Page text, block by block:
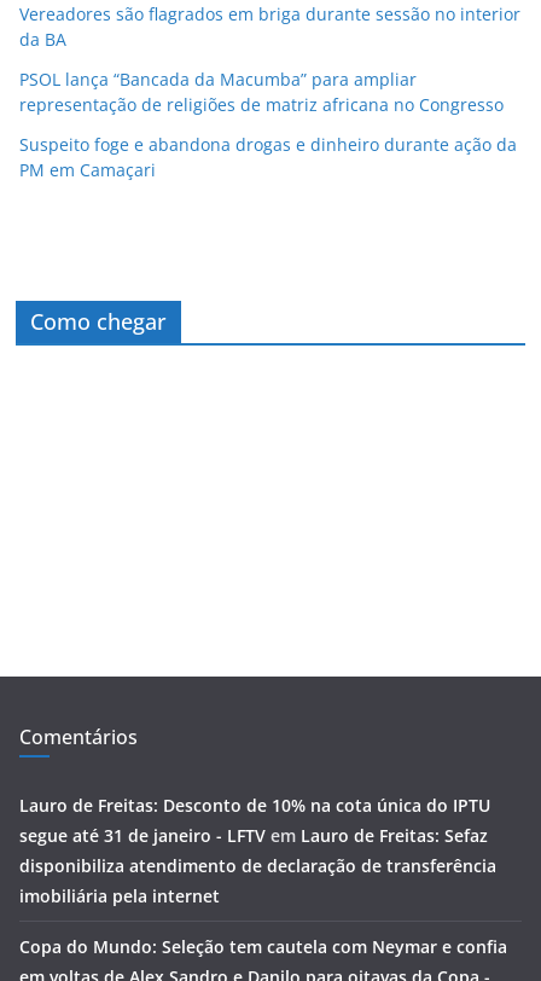
Vereadores são flagrados em briga durante sessão no interior
da BA
PSOL lança “Bancada da Macumba” para ampliar
representação de religiões de matriz africana no Congresso
Suspeito foge e abandona drogas e dinheiro durante ação da
PM em Camaçari
Como chegar
Comentários
Lauro de Freitas: Desconto de 10% na cota única do IPTU
segue até 31 de janeiro - LFTV em Lauro de Freitas: Sefaz
disponibiliza atendimento de declaração de transferência
imobiliária pela internet
Copa do Mundo: Seleção tem cautela com Neymar e confia